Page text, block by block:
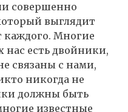
совершенно
выглядит
каждого. Многие
нас есть двойники,
связаны с нами,
никогда не
должны быть
известные